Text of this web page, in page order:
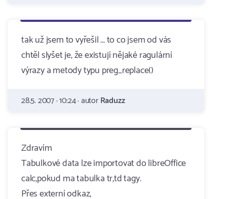
tak už jsem to vyřešil ... to co jsem od vás
chtěl slyšet je, že existují nějaké ragulární
výrazy a metody typu preg_replace()
28.5. 2007 · 10:24 · autorRaduzz
Zdravím
Tabulkové data lze importovat do libreOffice
calc,pokud ma tabulka tr,td tagy.
Přes externí odkaz,